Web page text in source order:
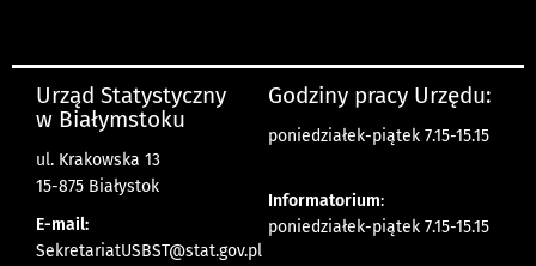
Urząd Statystyczny
w Białymstoku
ul. Krakowska 13
15-875 Białystok
E-mail:
SekretariatUSBST@stat.gov.pl
Godziny pracy Urzędu:
poniedziałek-piątek 7.15-15.15
Informatorium:
poniedziałek-piątek 7.15-15.15